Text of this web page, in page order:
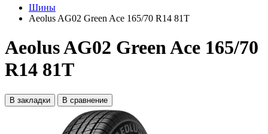
Шины
Aeolus AG02 Green Ace 165/70 R14 81T
Aeolus AG02 Green Ace 165/70
R14 81T
В закладки В сравнение